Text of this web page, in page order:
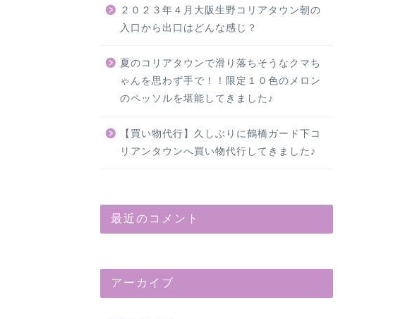
２０２３年４月大阪生野コリアタウン朝の
入口から出口はどんな感じ？
夏のコリアタウンで滑り落ちそうなクマち
ゃんを思わず手で！！限定１０色のメロン
のペッソルを堪能してきました♪
【買い物代行】久しぶりに鶴橋ガード下コ
リアンタウンへ買い物代行してきました♪
最近のコメント
アーカイブ